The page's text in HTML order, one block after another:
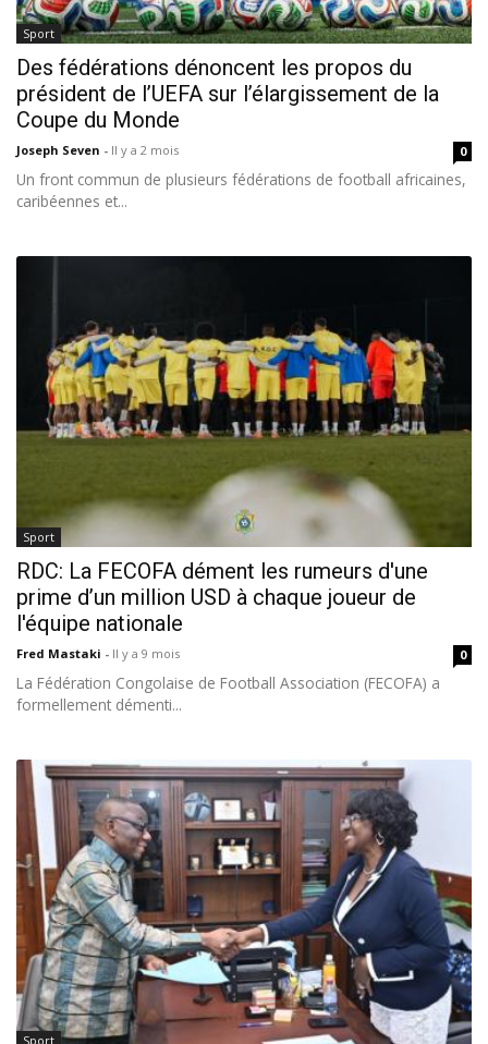
Sport
Des fédérations dénoncent les propos du
président de l’UEFA sur l’élargissement de la
Coupe du Monde
Joseph Seven - Il y a 2 mois 0
Un front commun de plusieurs fédérations de football africaines,
caribéennes et...
Sport
RDC: La FECOFA dément les rumeurs d'une
prime d’un million USD à chaque joueur de
l'équipe nationale
Fred Mastaki - Il y a 9 mois 0
La Fédération Congolaise de Football Association (FECOFA) a
formellement démenti...
Sport